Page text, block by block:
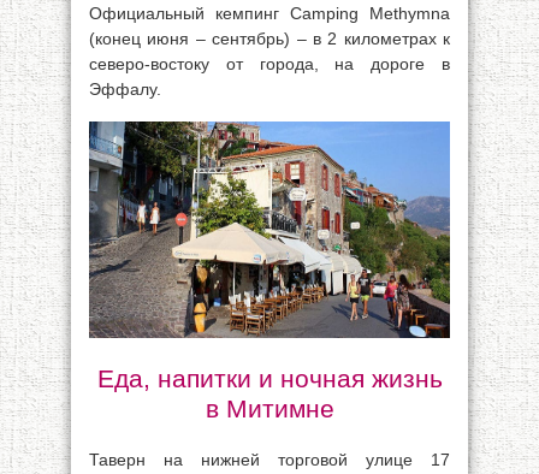
Официальный кемпинг Camping Methymna
(конец июня – сентябрь) – в 2 километрах к
северо-востоку от города, на дороге в
Эффалу.
Еда, напитки и ночная жизнь
в Митимне
Таверн на нижней торговой улице 17